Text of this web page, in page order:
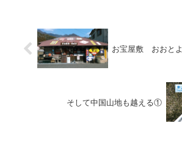
お宝屋敷 おおとよ
そして中国山地も越える①